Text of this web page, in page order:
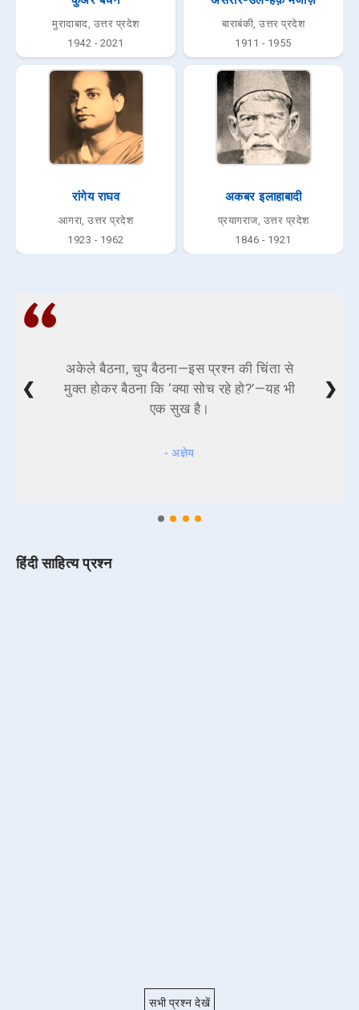
मुरादाबाद, उत्तर प्रदेश
1942 - 2021
बाराबंकी, उत्तर प्रदेश
1911 - 1955
रांगेय राघव
आगरा, उत्तर प्रदेश
1923 - 1962
अकबर इलाहाबादी
प्रयागराज, उत्तर प्रदेश
1846 - 1921
अकेले बैठना, चुप बैठना—इस प्रश्न की चिंता से
मुक्त होकर बैठना कि ‘क्या सोच रहे हो?’—यह भी
एक सुख है।
- अज्ञेय
❮ ❯
हिंदी साहित्य प्रश्न
सभी प्रश्न देखें